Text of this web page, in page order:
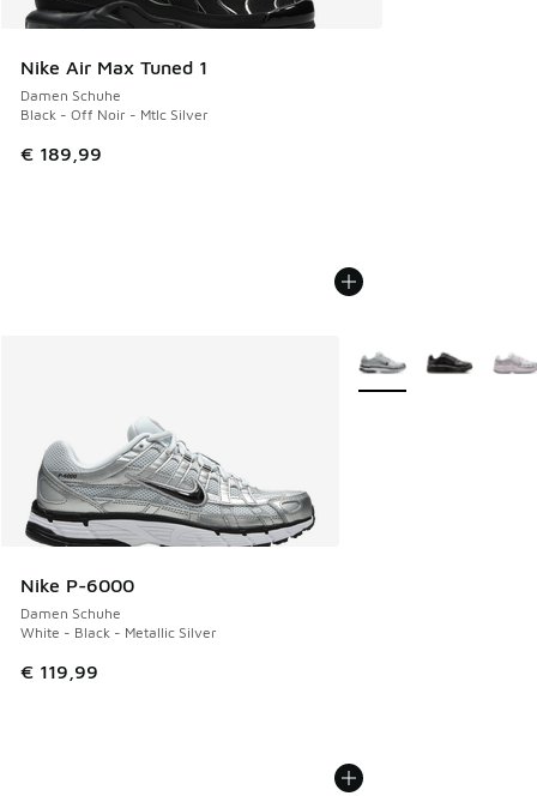
Nike Air Max Tuned 1
Damen Schuhe
Black - Off Noir - Mtlc Silver
€ 189,99
Nike P-6000
Damen Schuhe
White - Black - Metallic Silver
€ 119,99
Weitere Farben